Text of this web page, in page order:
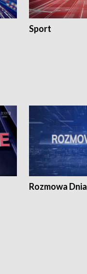
Sport
Rozmowa Dnia